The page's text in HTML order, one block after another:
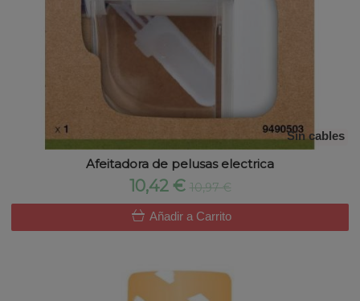
Sin cables
Afeitadora de pelusas electrica
10,42 € 10,97 €
Añadir a Carrito